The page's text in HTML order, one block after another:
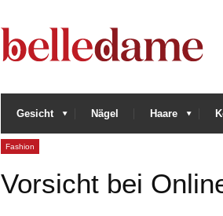
Gesicht Nägel Haare
Fashion
Vorsicht bei